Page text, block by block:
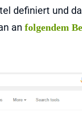
definiert und
an folgendem